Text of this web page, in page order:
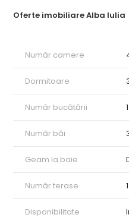
Oferte imobiliare Alba Iulia
incalzire prin pardoseala.
casa se vinde mobilata-
Număr camere
Dormitoare
Număr bucătării 1
Număr băi
Geam la baie
Număr terase 1
Disponibilitate